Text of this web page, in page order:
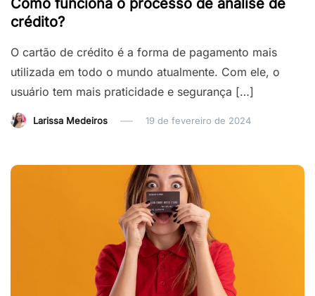
crédito?
O cartão de crédito é a forma de pagamento mais
utilizada em todo o mundo atualmente. Com ele, o
usuário tem mais praticidade e segurança […]
Larissa Medeiros 19 de fevereiro de 2024